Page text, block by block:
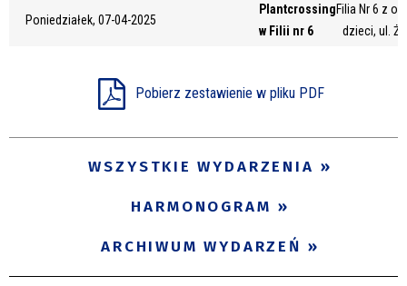
Poniedziałek, 07-04-2025
Plantcrossing
w Filii nr 6
Filia Nr 6 z
dzieci, ul.
Pobierz zestawienie w pliku PDF
WSZYSTKIE WYDARZENIA
HARMONOGRAM
ARCHIWUM WYDARZEŃ